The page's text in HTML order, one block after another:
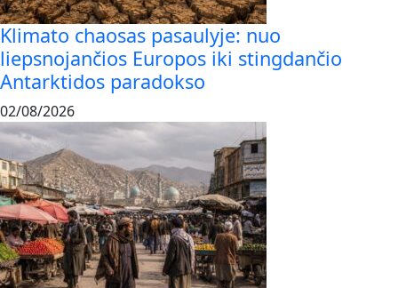
Klimato chaosas pasaulyje: nuo
liepsnojančios Europos iki stingdančio
Antarktidos paradokso
02/08/2026